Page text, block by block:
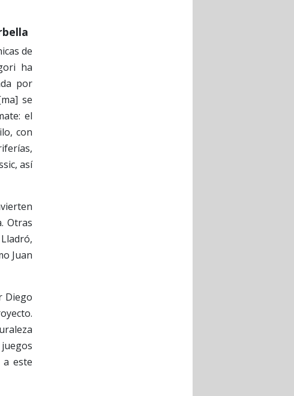
de
ha
por
se
el
con
así
Otras
Juan
Diego
a este